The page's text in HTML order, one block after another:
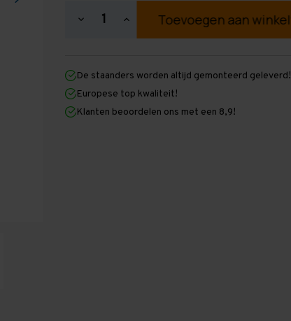
Hoeveelheid
2.500
mm
x
2.000
mm
Hoeveelheid
verhogen
2.500
mm
x
2.000
mm
De staanders worden altijd gemonteerd geleverd!
Europese top kwaliteit!
Klanten beoordelen ons met een 8,9!